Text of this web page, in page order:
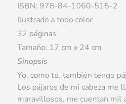
ISBN: 978-84-1060-515-2
Ilustrado a todo color
32 páginas
Tamaño: 17 cm x 24 cm
Sinopsis
Yo, como tú, también tengo
Los pájaros de mi cabeza me
maravillosos, me cuentan mil